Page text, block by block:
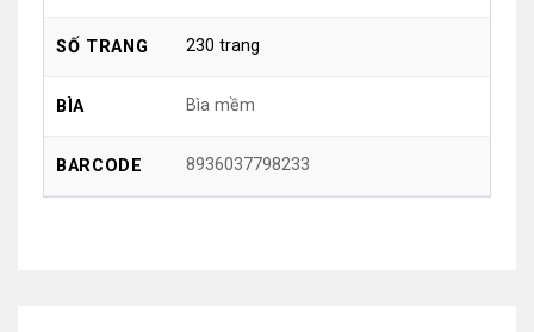
SỐ TRANG 230 trang
BÌA Bìa mềm
BARCODE 8936037798233